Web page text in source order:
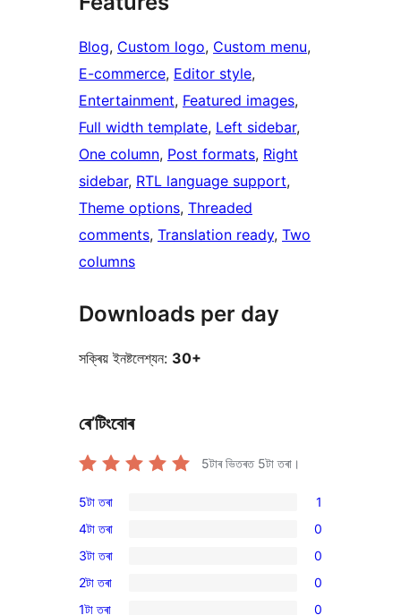
Blog, Custom logo, Custom menu
E-commerce, Editor style
Entertainment, Featured images
Full width template, Left sidebar
One column, Post formats, Right
sidebar, RTL language support
Theme options, Threaded
comments, Translation ready, Two
columns
Downloads per day
সক্ৰিয় ইনষ্টলেশ্যন: 30+
ৰে’টিংবোৰ
5টাৰ ভিতৰত 5টা তৰা।
1
5-
star
review
5টা তৰা 1
0
4-
star
reviews
4টা তৰা 0
0
3-
3টা তৰা 0
0
2টা তৰা 0
1টা তৰা 0